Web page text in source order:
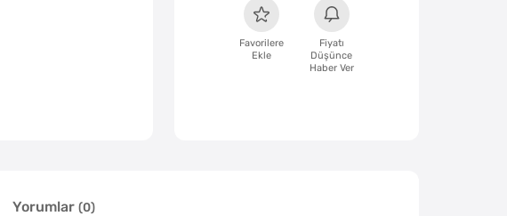
Favorilere
Ekle
Fiyatı
Düşünce
Haber Ver
Yorumlar (0)